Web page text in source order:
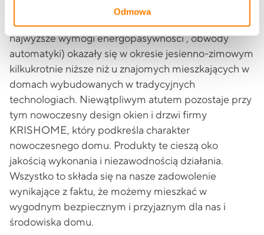
Odmowa
nowoczesnych technologii (pompa ciepła, system
bloczków styropianowych, okna i drzwi spełniające
najwyższe wymogi energopasywności , obwody
automatyki) okazały się w okresie jesienno-zimowym
kilkukrotnie niższe niż u znajomych mieszkających w
domach wybudowanych w tradycyjnych
technologiach. Niewątpliwym atutem pozostaje przy
tym nowoczesny design okien i drzwi firmy
KRISHOME, który podkreśla charakter
nowoczesnego domu. Produkty te cieszą oko
jakością wykonania i niezawodnością działania.
Wszystko to składa się na nasze zadowolenie
wynikające z faktu, że możemy mieszkać w
wygodnym bezpiecznym i przyjaznym dla nas i
środowiska domu.